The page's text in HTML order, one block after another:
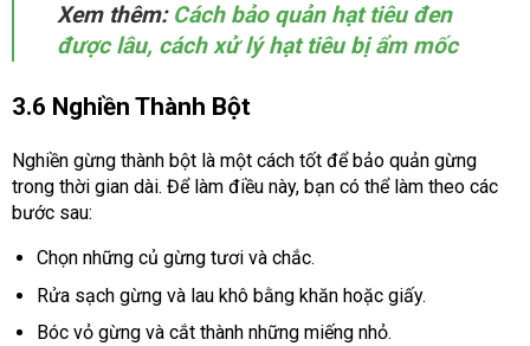
Xem thêm: Cách bảo quản hạt tiêu đen
được lâu, cách xử lý hạt tiêu bị ẩm mốc
3.6 Nghiền Thành Bột
Nghiền gừng thành bột là một cách tốt để bảo quản gừng
trong thời gian dài. Để làm điều này, bạn có thể làm theo các
bước sau:
Chọn những củ gừng tươi và chắc.
Rửa sạch gừng và lau khô bằng khăn hoặc giấy.
Bóc vỏ gừng và cắt thành những miếng nhỏ.